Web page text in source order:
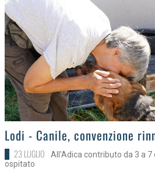
>Lodi - Canile, convenzione
23 LUGLIO
All'Adica contributo da 3 a 7
ospitato